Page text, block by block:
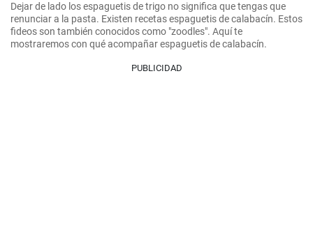
Dejar de lado los espaguetis de trigo no significa que tengas que
renunciar a la pasta. Existen recetas espaguetis de calabacín. Estos
fideos son también conocidos como "zoodles". Aquí te
mostraremos con qué acompañar espaguetis de calabacín.
PUBLICIDAD